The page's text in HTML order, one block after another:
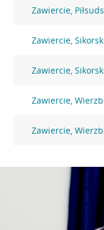
Zawiercie,
Zawiercie,
Zawiercie,
Zawiercie,
Zawiercie,